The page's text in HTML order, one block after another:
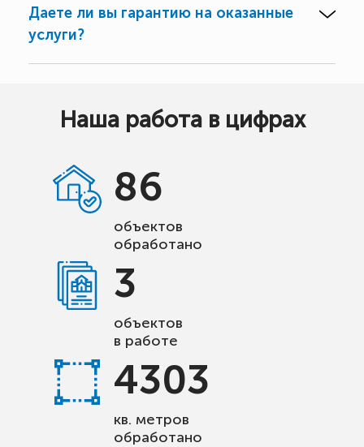
Даете ли вы гарантию на оказанные
услуги?
Наша работа в цифрах
86
объектов
обработано
3
объектов
в работе
4303
кв. метров
обработано